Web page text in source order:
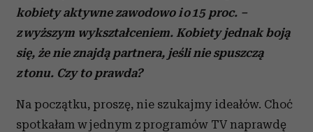
kobiety aktywne zawodowo i o 15 proc. –
z wyższym wykształceniem. Kobiety jednak boją
się, że nie znajdą partnera, jeśli nie spuszczą
z tonu. Czy to prawda?
Na początku, proszę, nie szukajmy ideałów. Choć
spotkałam w jednym z programów TV naprawdę